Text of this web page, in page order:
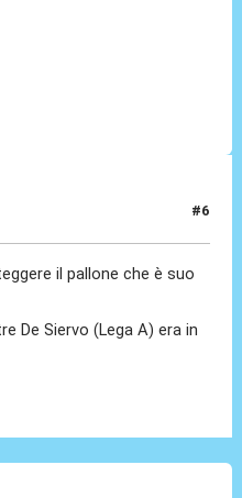
#6
il pallone che è suo
De Siervo (Lega A) era in